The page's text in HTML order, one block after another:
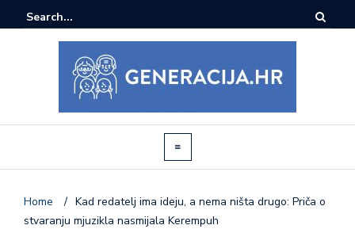
Home / Kad redatelj ima ideju, a nema ništa drugo: Priča o
stvaranju mjuzikla nasmijala Kerempuh